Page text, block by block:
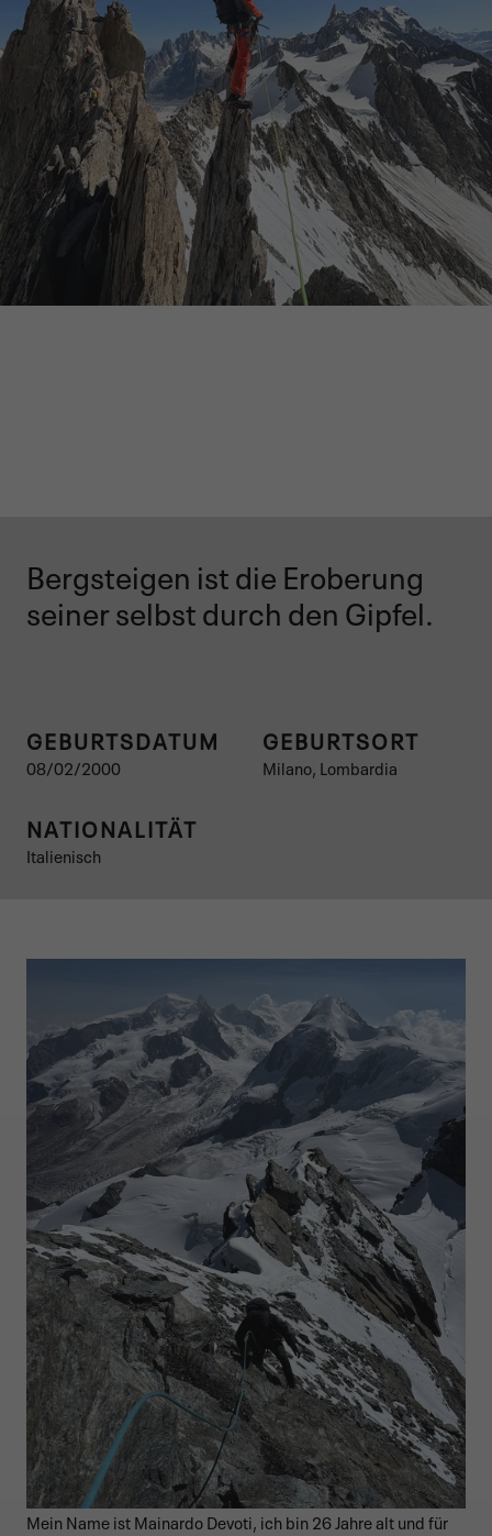
Bergsteigen ist die Eroberung
seiner selbst durch den Gipfel.
GEBURTSDATUM
08/02/2000
GEBURTSORT
Milano, Lombardia
NATIONALITÄT
Italienisch
Mein Name ist Mainardo Devoti, ich bin 26 Jahre alt und für